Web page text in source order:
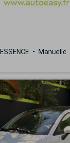
ESSENCE Manuelle